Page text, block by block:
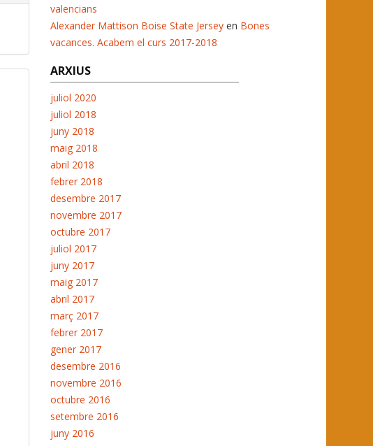
valencians
Alexander Mattison Boise State Jersey en Bones
vacances. Acabem el curs 2017-2018
ARXIUS
juliol 2020
juliol 2018
juny 2018
maig 2018
abril 2018
febrer 2018
desembre 2017
novembre 2017
octubre 2017
juliol 2017
juny 2017
maig 2017
abril 2017
març 2017
febrer 2017
gener 2017
desembre 2016
novembre 2016
octubre 2016
setembre 2016
juny 2016